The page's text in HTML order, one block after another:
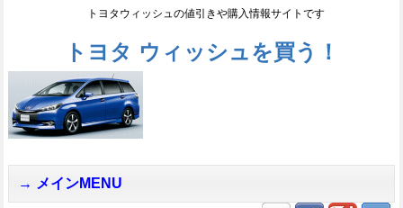
トヨタウィッシュの値引きや購入情報サイトです
トヨタ ウィッシュを買う！
メインMENU